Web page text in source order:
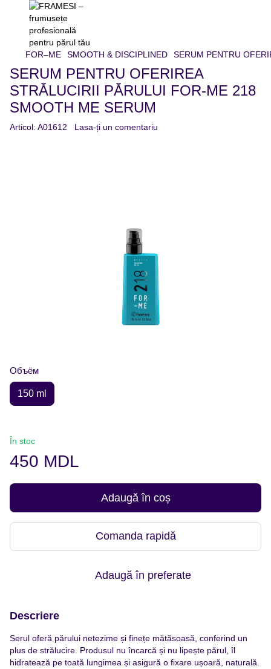
FOR–ME SMOOTH & DISCIPLINED SERUM PENTRU
SERUM PENTRU OFERIREA
STRĂLUCIRII PĂRULUI FOR-ME 218
SMOOTH ME SERUM
Articol: A01612 Lasa-ți un comentariu
Объём
150 ml
În stoc
450 MDL
Adaugă în coș
Comanda rapidă
Adaugă în preferate
Descriere
Serul oferă părului netezime și finețe mătăsoasă, conferind un
plus de strălucire. Produsul nu încarcă și nu lipește părul, îl
hidratează pe toată lungimea și asigură o fixare ușoară, naturală.